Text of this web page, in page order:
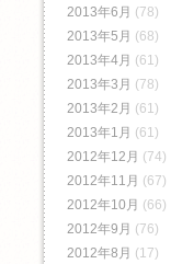
2013年6月 (78)
2013年5月 (68)
2013年4月 (61)
2013年3月 (78)
2013年2月 (61)
2013年1月 (61)
2012年12月 (74)
2012年11月 (67)
2012年10月 (66)
2012年9月 (76)
2012年8月 (17)